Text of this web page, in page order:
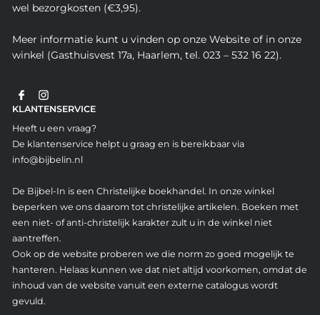
wel bezorgkosten (€3,95).
Meer informatie kunt u vinden op onze Website of in onze
winkel (Gasthuisvest 17a, Haarlem, tel. 023 – 532 16 22).
KLANTENSERVICE
Heeft u een vraag?
De klantenservice helpt u graag en is bereikbaar via
info@bijbelin.nl
De Bijbel-In is een Christelijke boekhandel. In onze winkel
beperken we ons daarom tot christelijke artikelen. Boeken met
een niet- of anti-christelijk karakter zult u in de winkel niet
aantreffen.
Ook op de website proberen we die norm zo goed mogelijk te
hanteren. Helaas kunnen we dat niet altijd voorkomen, omdat de
inhoud van de website vanuit een externe catalogus wordt
gevuld.